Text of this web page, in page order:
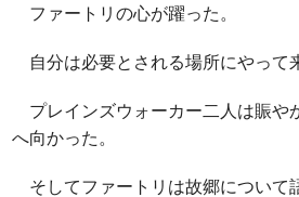
ファートリの心が躍った。
自分は必要とされる場所にやって
プレインズウォーカー二人は賑や
へ向かった。
そしてファートリは故郷について